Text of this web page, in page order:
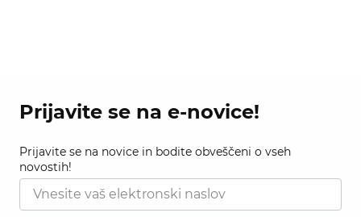
Prijavite se na e-novice!
Prijavite se na novice in bodite obveščeni o vseh
novostih!